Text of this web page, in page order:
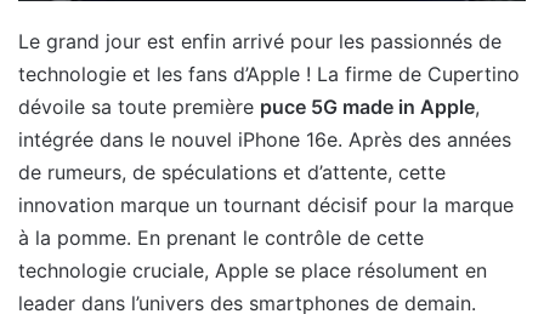
Le grand jour est enfin arrivé pour les passionnés de
technologie et les fans d’Apple ! La firme de Cupertino
dévoile sa toute première puce 5G made in Apple,
intégrée dans le nouvel iPhone 16e. Après des années
de rumeurs, de spéculations et d’attente, cette
innovation marque un tournant décisif pour la marque
à la pomme. En prenant le contrôle de cette
technologie cruciale, Apple se place résolument en
leader dans l’univers des smartphones de demain.